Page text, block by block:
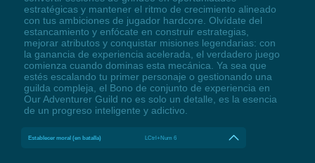
estratégicas y mantener el ritmo de crecimiento alineado
con tus ambiciones de jugador hardcore. Olvídate del
estancamiento y enfócate en construir estrategias,
mejorar atributos y conquistar misiones legendarias: con
la ganancia de experiencia acelerada, el verdadero juego
comienza cuando dominas esta mecánica. Ya sea que
estés escalando tu primer personaje o gestionando una
guilda compleja, el Bono de conjunto de experiencia en
Our Adventurer Guild no es solo un detalle, es la esencia
de un progreso inteligente y adictivo.
Establecer moral (en batalla) LCtrl+Num 6